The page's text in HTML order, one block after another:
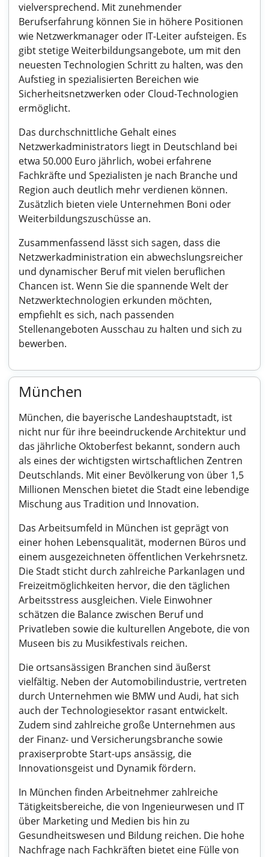
vielversprechend. Mit zunehmender
Berufserfahrung können Sie in höhere Positionen
wie Netzwerkmanager oder IT-Leiter aufsteigen. Es
gibt stetige Weiterbildungsangebote, um mit den
neuesten Technologien Schritt zu halten, was den
Aufstieg in spezialisierten Bereichen wie
Sicherheitsnetzwerken oder Cloud-Technologien
ermöglicht.
Das durchschnittliche Gehalt eines
Netzwerkadministrators liegt in Deutschland bei
etwa 50.000 Euro jährlich, wobei erfahrene
Fachkräfte und Spezialisten je nach Branche und
Region auch deutlich mehr verdienen können.
Zusätzlich bieten viele Unternehmen Boni oder
Weiterbildungszuschüsse an.
Zusammenfassend lässt sich sagen, dass die
Netzwerkadministration ein abwechslungsreicher
und dynamischer Beruf mit vielen beruflichen
Chancen ist. Wenn Sie die spannende Welt der
Netzwerktechnologien erkunden möchten,
empfiehlt es sich, nach passenden
Stellenangeboten Ausschau zu halten und sich zu
bewerben.
München
München, die bayerische Landeshauptstadt, ist
nicht nur für ihre beeindruckende Architektur und
das jährliche Oktoberfest bekannt, sondern auch
als eines der wichtigsten wirtschaftlichen Zentren
Deutschlands. Mit einer Bevölkerung von über 1,5
Millionen Menschen bietet die Stadt eine lebendige
Mischung aus Tradition und Innovation.
Das Arbeitsumfeld in München ist geprägt von
einer hohen Lebensqualität, modernen Büros und
einem ausgezeichneten öffentlichen Verkehrsnetz.
Die Stadt sticht durch zahlreiche Parkanlagen und
Freizeitmöglichkeiten hervor, die den täglichen
Arbeitsstress ausgleichen. Viele Einwohner
schätzen die Balance zwischen Beruf und
Privatleben sowie die kulturellen Angebote, die von
Museen bis zu Musikfestivals reichen.
Die ortsansässigen Branchen sind äußerst
vielfältig. Neben der Automobilindustrie, vertreten
durch Unternehmen wie BMW und Audi, hat sich
auch der Technologiesektor rasant entwickelt.
Zudem sind zahlreiche große Unternehmen aus
der Finanz- und Versicherungsbranche sowie
praxiserprobte Start-ups ansässig, die
Innovationsgeist und Dynamik fördern.
In München finden Arbeitnehmer zahlreiche
Tätigkeitsbereiche, die von Ingenieurwesen und IT
über Marketing und Medien bis hin zu
Gesundheitswesen und Bildung reichen. Die hohe
Nachfrage nach Fachkräften bietet eine Fülle von